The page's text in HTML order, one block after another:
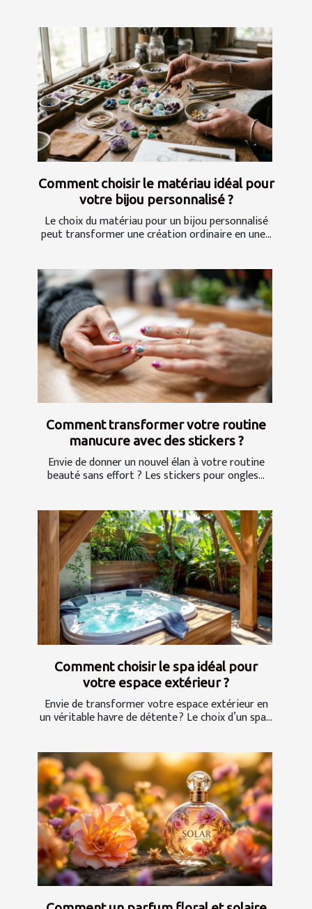
Comment choisir le matériau idéal pour
votre bijou personnalisé ?
Le choix du matériau pour un bijou personnalisé
peut transformer une création ordinaire en une...
Comment transformer votre routine
manucure avec des stickers ?
Envie de donner un nouvel élan à votre routine
beauté sans effort ? Les stickers pour ongles...
Comment choisir le spa idéal pour
votre espace extérieur ?
Envie de transformer votre espace extérieur en
un véritable havre de détente ? Le choix d’un spa...